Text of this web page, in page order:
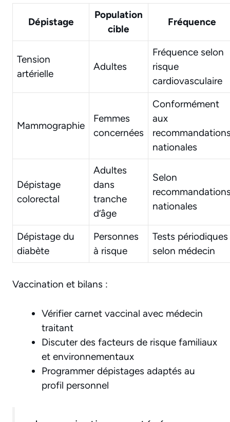
Dépistage
Population
cible
Fréquence
Tension
artérielle
Adultes
Fréquence selon
risque
cardiovasculaire
Mammographie
Femmes
concernées
Conformément
aux
nationales
Dépistage
colorectal
Adultes
dans
tranche
d’âge
Selon
nationales
Dépistage du
diabète
Personnes
à risque
Tests périodiques
selon médecin
Vaccination et bilans :
Vérifier carnet vaccinal avec médecin
traitant
Discuter des facteurs de risque familiaux
et environnementaux
Programmer dépistages adaptés au
profil personnel